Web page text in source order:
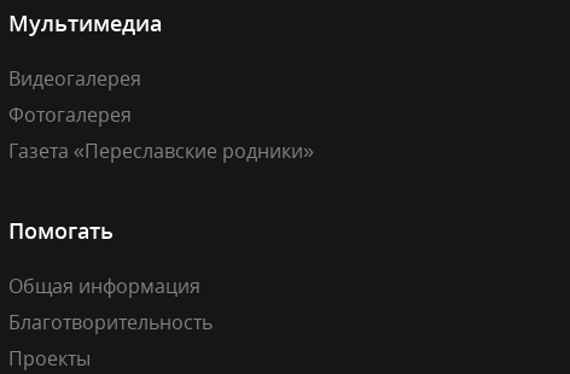
Мультимедиа
Видеогалерея
Фотогалерея
Газета «Переславские родники»
Помогать
Общая информация
Благотворительность
Проекты